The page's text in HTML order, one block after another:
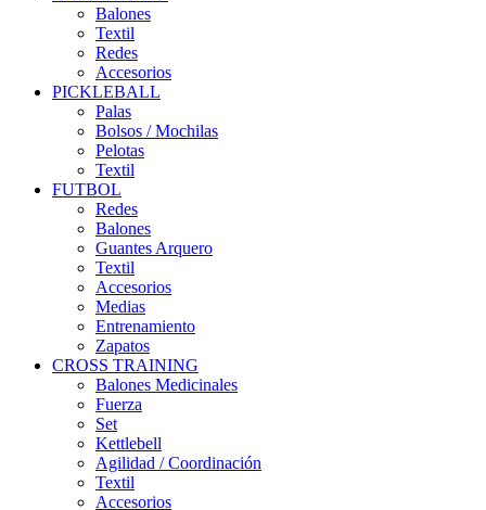
Balones
Textil
Redes
Accesorios
PICKLEBALL
Palas
Bolsos / Mochilas
Pelotas
Textil
FUTBOL
Redes
Balones
Guantes Arquero
Textil
Accesorios
Medias
Entrenamiento
Zapatos
CROSS TRAINING
Balones Medicinales
Fuerza
Set
Kettlebell
Agilidad / Coordinación
Textil
Accesorios